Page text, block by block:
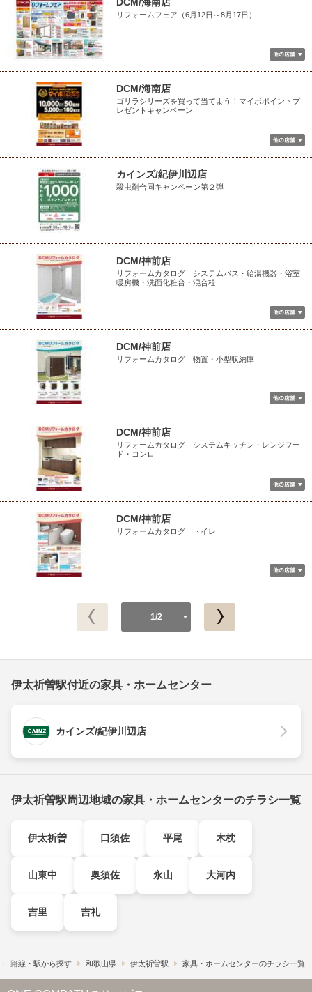
DCM/海南店
リフォームフェア（6月12日～8月17日）
DCM/海南店
ゴリラシリーズを買って当てよう！マイボポイントプ
レゼントキャンペーン
カインズ/紀伊川辺店
殺虫剤合同キャンペーン第２弾
DCM/神前店
リフォームカタログ システムバス・給湯機器・浴室
暖房機・洗面化粧台・混合栓
DCM/神前店
リフォームカタログ 物置・小型収納庫
DCM/神前店
リフォームカタログ システムキッチン・レンジフー
ド・コンロ
DCM/神前店
リフォームカタログ トイレ
1/2
伊太祈曽駅付近の家具・ホームセンター
カインズ/紀伊川辺店
伊太祈曽駅周辺地域の家具・ホームセンターのチラシ一覧
伊太祈曽 口須佐 平尾 木枕
山東中 奥須佐 永山 大河内
吉里 吉礼
路線・駅から探す 和歌山県 伊太祈曽駅 家具・ホームセンターのチラシ一覧